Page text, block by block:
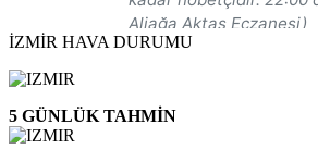
İZMİR HAVA DURUMU
5 GÜNLÜK TAHMİN